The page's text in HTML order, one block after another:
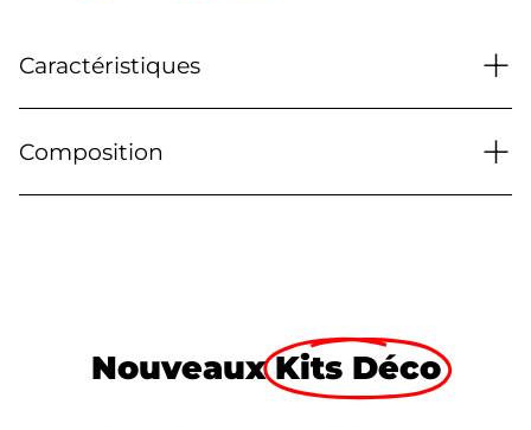
Caractéristiques +
Composition +
Nouveaux Kits Déco